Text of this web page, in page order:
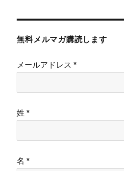
無料メルマガ購読します
メールアドレス*
姓*
名*